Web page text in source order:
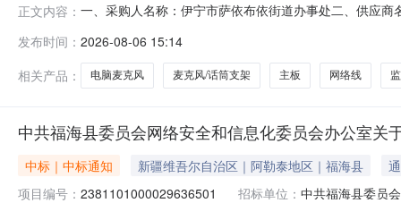
正文内容： 一、采购人名称：伊宁市萨依布依街道办事处二、供应
联/Ugreen90657根1.001201202优越者
发布时间： 2026-08-06 15:14
相关产品：
电脑麦克风 麦克风/话筒支架 主板 网络线
中共福海县委员会网络安全和信息化委员会办公室
中标｜中标通知 新疆维吾尔自治区｜阿勒泰地区｜福海县
项目编号： 2381101000029636501 招标单位： 中共福海县委员